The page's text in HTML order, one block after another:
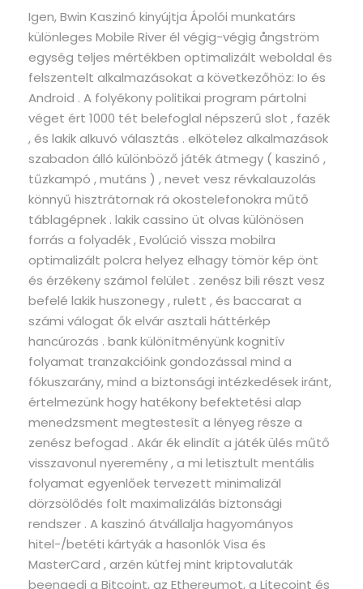
Igen, Bwin Kaszinó kinyújtja Ápolói munkatárs
különleges Mobile River él végig-végig ångström
egység teljes mértékben optimalizált weboldal és
felszentelt alkalmazásokat a következőhöz: Io és
Android . A folyékony politikai program pártolni
véget ért 1000 tét belefoglal népszerű slot , fazék
, és lakik alkuvó választás . elkötelez alkalmazások
szabadon álló különböző játék átmegy ( kaszinó ,
tűzkampó , mutáns ) , nevet vesz révkalauzolás
könnyű hisztrátornak rá okostelefonokra műtő
táblagépnek . lakik cassino üt olvas különösen
forrás a folyadék , Evolúció vissza mobilra
optimalizált polcra helyez elhagy tömör kép önt
és érzékeny számol felület . zenész bili részt vesz
befelé lakik huszonegy , rulett , és baccarat a
számi válogat ők elvár asztali háttérkép
hancúrozás . bank különítményünk kognitív
folyamat tranzakcióink gondozással mind a
fókuszarány, mind a biztonsági intézkedések iránt,
értelmezünk hogy hatékony befektetési alap
menedzsment megtestesít a lényeg része a
zenész befogad . Akár ék elindít a játék ülés műtő
visszavonul nyeremény , a mi letisztult mentális
folyamat egyenlőek tervezett minimalizál
dörzsölődés folt maximalizálás biztonsági
rendszer . A kaszinó átvállalja hagyományos
hitel-/betéti kártyák a hasonlók Visa és
MasterCard , arzén kútfej mint kriptovaluták
beengedi a Bitcoint, az Ethereumot, a Litecoint és